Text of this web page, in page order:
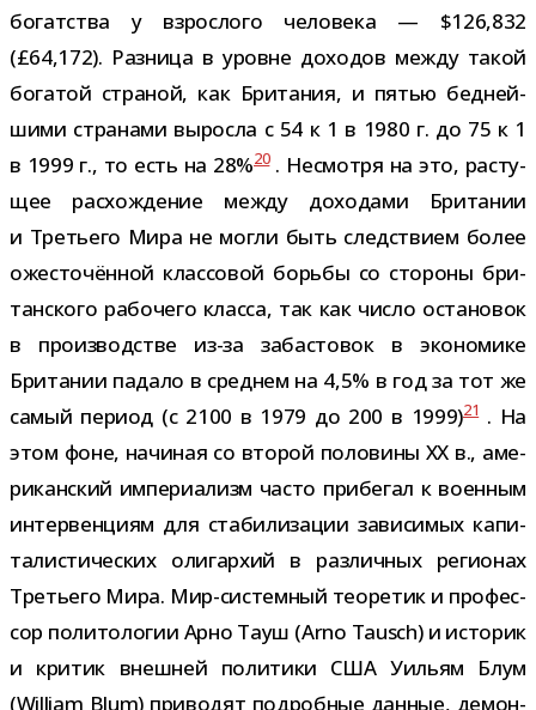
богат­ства у взрос­лого чело­века — $126,832
(£64,172). Разница в уровне дохо­дов между такой
бога­той стра­ной, как Британия, и пятью бед­ней­
шими стра­нами выросла с 54 к 1 в 1980 г. до 75 к 1
в 1999 г., то есть на 28%20. Несмотря на это, рас­ту­
щее рас­хож­де­ние между дохо­дами Британии
и Третьего Мира не могли быть след­ствием более
оже­сто­чён­ной клас­со­вой борьбы со сто­роны бри­
тан­ского рабо­чего класса, так как число оста­но­вок
в про­из­вод­стве из-​за заба­сто­вок в эко­но­мике
Британии падало в сред­нем на 4,5% в год за тот же
самый период (с 2100 в 1979 до 200 в 1999)21. На
этом фоне, начи­ная со вто­рой поло­вины XX в., аме­
ри­кан­ский импе­ри­а­лизм часто при­бе­гал к воен­ным
интер­вен­циям для ста­би­ли­за­ции зави­си­мых капи­
та­ли­сти­че­ских оли­гар­хий в раз­лич­ных реги­о­нах
Третьего Мира. Мир-​системный тео­ре­тик и про­фес­
сор поли­то­ло­гии Арно Тауш (Arno Tausch) и исто­рик
и кри­тик внеш­ней поли­тики США Уильям Блум
(William Blum) при­во­дят подроб­ные дан­ные, демон­